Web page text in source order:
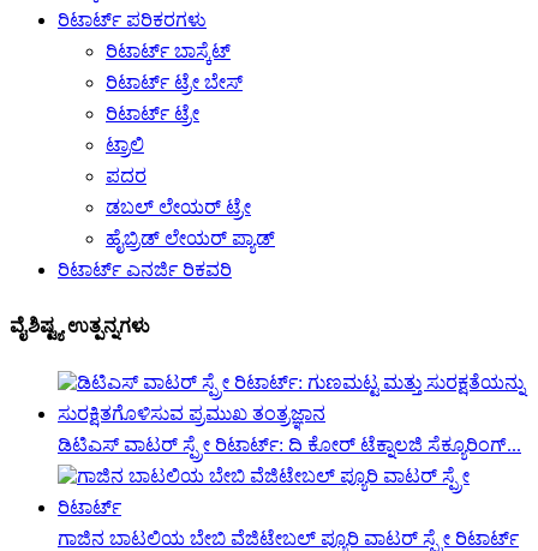
ರಿಟಾರ್ಟ್ ಪರಿಕರಗಳು
ರಿಟಾರ್ಟ್ ಬಾಸ್ಕೆಟ್
ರಿಟಾರ್ಟ್ ಟ್ರೇ ಬೇಸ್
ರಿಟಾರ್ಟ್ ಟ್ರೇ
ಟ್ರಾಲಿ
ಪದರ
ಡಬಲ್ ಲೇಯರ್ ಟ್ರೇ
ಹೈಬ್ರಿಡ್ ಲೇಯರ್ ಪ್ಯಾಡ್
ರಿಟಾರ್ಟ್ ಎನರ್ಜಿ ರಿಕವರಿ
ವೈಶಿಷ್ಟ್ಯ ಉತ್ಪನ್ನಗಳು
ಡಿಟಿಎಸ್ ವಾಟರ್ ಸ್ಪ್ರೇ ರಿಟಾರ್ಟ್: ದಿ ಕೋರ್ ಟೆಕ್ನಾಲಜಿ ಸೆಕ್ಯೂರಿಂಗ್...
ಗಾಜಿನ ಬಾಟಲಿಯ ಬೇಬಿ ವೆಜಿಟೇಬಲ್ ಪ್ಯೂರಿ ವಾಟರ್ ಸ್ಪ್ರೇ ರಿಟಾರ್ಟ್